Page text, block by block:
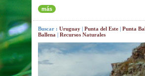
más
Buscar :Uruguay |Punta del Este |Punta
Ballena |Recursos Naturales